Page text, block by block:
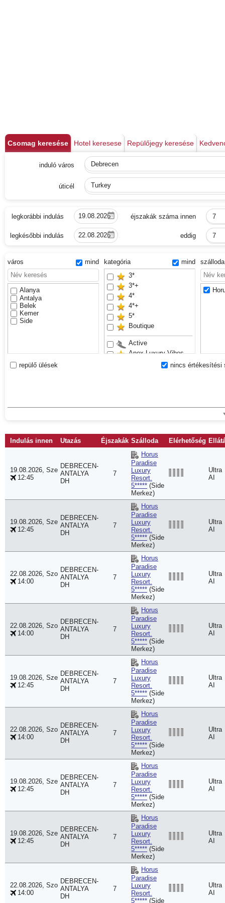
Csomag keresése Hotel keresese Repülőjegy keresése
induló város Debrecen
úticél Turkey
legkorábbi indulás éjszakák száma innen 7
legkésőbbi indulás eddig 7
város mind
Alanya
Antalya
Belek
Kemer
Side
kategória
mind
3*
3*+
4*
4*+
5*
Boutique
Active
Anex Luxury Vibes
Waterslides
Youth
repülő ülések nincs értékesítési
Indulás innen Utazás Éjszakák Szálloda Elérhetőség
19.08.2026, Sze
12:45
DEBRECEN-
ANTALYA
DH
7
Horus
Paradise
Luxury
Resort.
5***** (Side
Merkez)
Ultra
AI
19.08.2026, Sze
12:45
DEBRECEN-
ANTALYA
DH
7
Horus
Paradise
Luxury
Resort.
5***** (Side
Merkez)
Ultra
AI
22.08.2026, Szo
14:00
DEBRECEN-
ANTALYA
DH
7
Horus
Paradise
Luxury
Resort.
5***** (Side
Merkez)
Ultra
AI
22.08.2026, Szo
14:00
DEBRECEN-
ANTALYA
DH
7
Horus
Paradise
Luxury
Resort.
5***** (Side
Merkez)
Ultra
AI
19.08.2026, Sze
12:45
DEBRECEN-
ANTALYA
DH
7
Horus
Paradise
Luxury
Resort.
5***** (Side
Merkez)
Ultra
AI
22.08.2026, Szo
14:00
DEBRECEN-
ANTALYA
DH
7
Horus
Paradise
Luxury
Resort.
5***** (Side
Merkez)
Ultra
AI
19.08.2026, Sze
12:45
DEBRECEN-
ANTALYA
DH
7
Horus
Paradise
Luxury
Resort.
5***** (Side
Merkez)
Ultra
AI
19.08.2026, Sze
12:45
DEBRECEN-
ANTALYA
DH
7
Horus
Paradise
Luxury
Resort.
5***** (Side
Merkez)
Ultra
AI
22.08.2026, Szo
14:00
DEBRECEN-
ANTALYA
DH
7
Horus
Paradise
Luxury
Resort.
5***** (Side
Ultra
AI